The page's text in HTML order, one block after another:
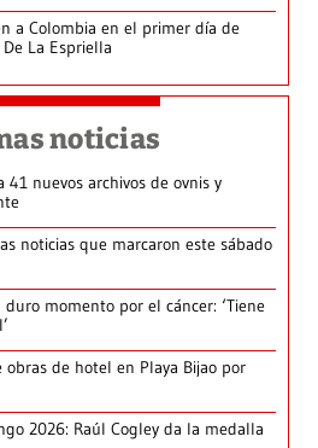
a Colombia en el primer día de
La Espriella
noticias
41 nuevos archivos de ovnis y
noticias que marcaron este sábado
momento por el cáncer: ‘Tiene
de hotel en Playa Bijao por
2026: Raúl Cogley da la medalla